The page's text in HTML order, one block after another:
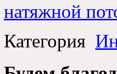
натяжной
Категория